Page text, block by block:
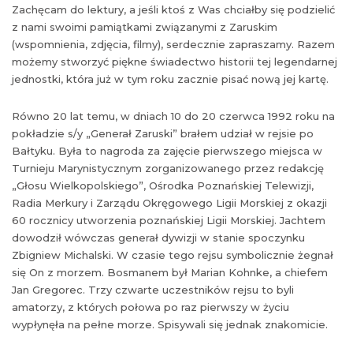
Zachęcam do lektury, a jeśli ktoś z Was chciałby się podzielić
z nami swoimi pamiątkami związanymi z Zaruskim
(wspomnienia, zdjęcia, filmy), serdecznie zapraszamy. Razem
możemy stworzyć piękne świadectwo historii tej legendarnej
jednostki, która już w tym roku zacznie pisać nową jej kartę.
Równo 20 lat temu, w dniach 10 do 20 czerwca 1992 roku na
pokładzie s/y „Generał Zaruski” brałem udział w rejsie po
Bałtyku. Była to nagroda za zajęcie pierwszego miejsca w
Turnieju Marynistycznym zorganizowanego przez redakcję
„Głosu Wielkopolskiego”, Ośrodka Poznańskiej Telewizji,
Radia Merkury i Zarządu Okręgowego Ligii Morskiej z okazji
60 rocznicy utworzenia poznańskiej Ligii Morskiej. Jachtem
dowodził wówczas generał dywizji w stanie spoczynku
Zbigniew Michalski. W czasie tego rejsu symbolicznie żegnał
się On z morzem. Bosmanem był Marian Kohnke, a chiefem
Jan Gregorec. Trzy czwarte uczestników rejsu to byli
amatorzy, z których połowa po raz pierwszy w życiu
wypłynęła na pełne morze. Spisywali się jednak znakomicie.